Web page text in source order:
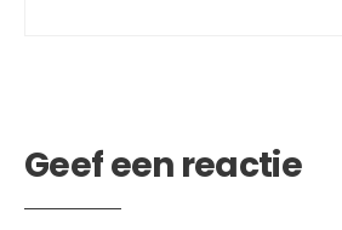
Geef een reactie